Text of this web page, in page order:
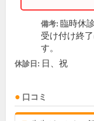
備考: 臨時休
受け付け終
す。
休診日: 日、祝
口コミ